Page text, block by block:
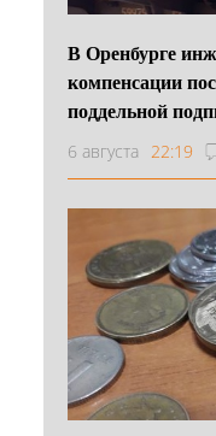
В Оренбурге
компенсации
поддельной
6 августа 22:19